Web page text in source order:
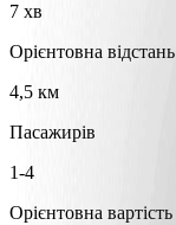
7 хв
Орієнтовна відстань
4,5 км
Пасажирів
1-4
Орієнтовна вартість